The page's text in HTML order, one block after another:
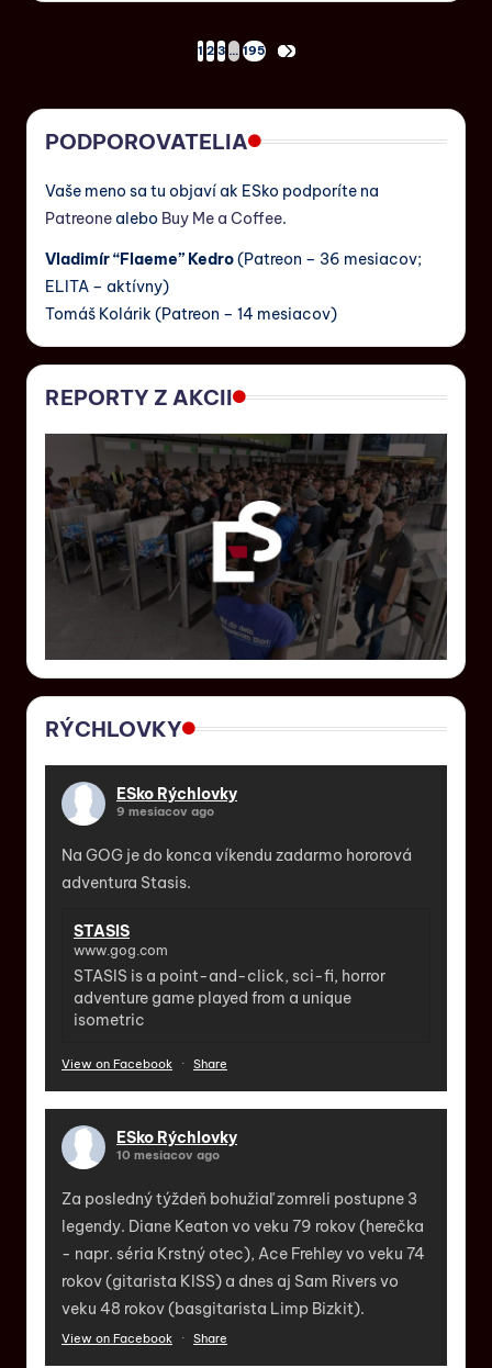
1 2 3 … 195
PODPOROVATELIA
Vaše meno sa tu objaví ak ESko podporíte na
Patreone alebo Buy Me a Coffee.
Vladimír “Flaeme” Kedro(Patreon – 36 mesiacov;
ELITA – aktívny)
Tomáš Kolárik (Patreon – 14 mesiacov)
REPORTY Z AKCII
RÝCHLOVKY
ESko Rýchlovky
9 mesiacov ago
Na GOG je do konca víkendu zadarmo hororová
adventura Stasis.
STASIS
www.gog.com
STASIS is a point-and-click, sci-fi, horror
adventure game played from a unique
isometric
View on Facebook · Share
ESko Rýchlovky
10 mesiacov ago
Za posledný týždeň bohužiaľ zomreli postupne 3
legendy. Diane Keaton vo veku 79 rokov (herečka
- napr. séria Krstný otec), Ace Frehley vo veku 74
rokov (gitarista KISS) a dnes aj Sam Rivers vo
veku 48 rokov (basgitarista Limp Bizkit).
View on Facebook · Share